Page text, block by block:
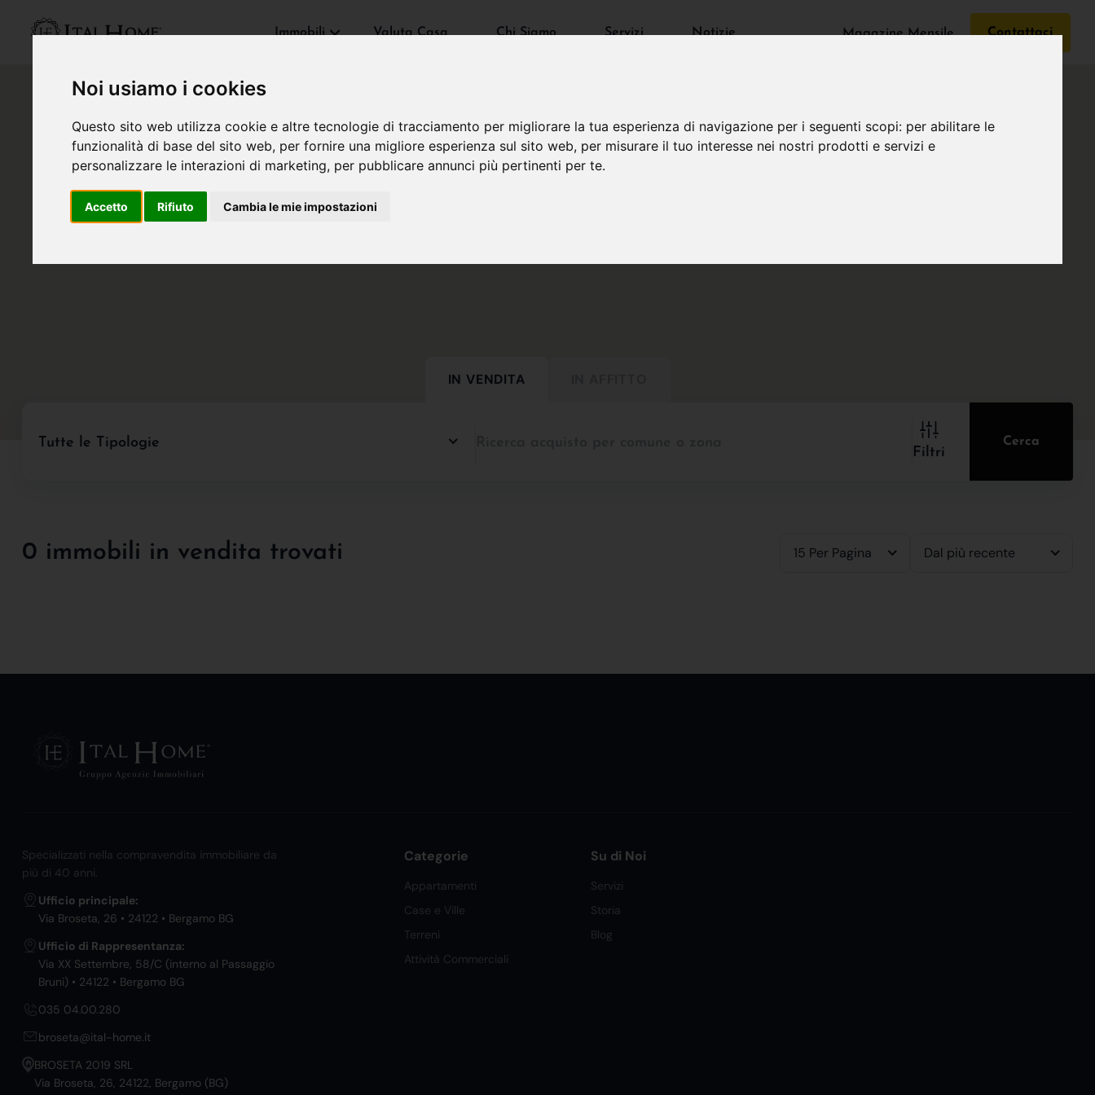
Noi usiamo i cookies
Questo sito web utilizza cookie e altre tecnologie di tracciamento per migliorare la tua esperienza di navigazione per i seguenti scopi: per abilitare le
funzionalità di base del sito web, per fornire una migliore esperienza sul sito web, per misurare il tuo interesse nei nostri prodotti e servizi e
personalizzare le interazioni di marketing, per pubblicare annunci più pertinenti per te.
Accetto Rifiuto Cambia le mie impostazioni
Immobili Valuta Casa Chi Siamo Servizi Notizie Magazine Mensile Contattaci
IN VENDITA
Tutte le Tipologie
Filtri
Cerca
0 immobili in vendita trovati 15 Per Pagina Dal più recente
Specializzati nella compravendita immobiliare da
più di 40 anni.
Ufficio principale:
Via Broseta, 26 • 24122 • Bergamo BG
Ufficio di Rappresentanza:
Via XX Settembre, 58/C (interno al Passaggio
Bruni) • 24122 • Bergamo BG
035 04.00.280
broseta@ital-home.it
BROSETA 2019 SRL
Via Broseta, 26, 24122, Bergamo (BG)
Categorie
Appartamenti
Case e Ville
Terreni
Attività Commerciali
Su di Noi
Servizi
Storia
Blog